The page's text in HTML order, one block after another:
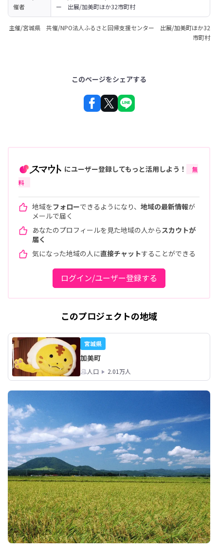
催者
ー　出展/加美町ほか32市町村
主催/宮城県 共催/NPO法人ふるさと回帰支援センター 出展/加美町ほか32
市町村
このページをシェアする
にユーザー登録してもっと活用しよう！
無
料
地域をフォローできるようになり、 地域の最新情報が
メールで届く
あなたのプロフィールを見た地域の人から スカウトが
届く
気になった地域の人に直接チャットすることができる
ログイン/ユーザー登録する
このプロジェクトの地域
宮城県
加美町
人口 2.01万人